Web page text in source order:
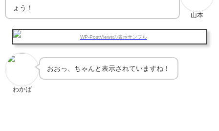
山本
ょう！
わかば
おおっ、ちゃんと表示されていますね！